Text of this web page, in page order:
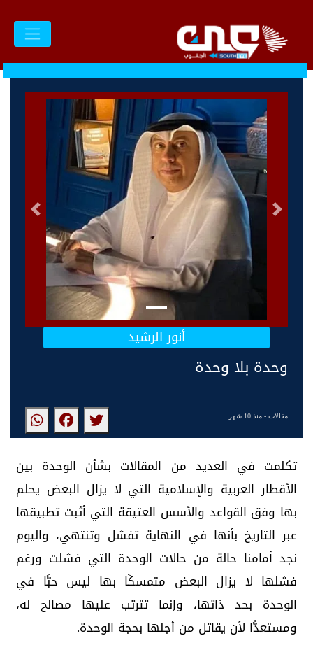
التالى السابق
أنور الرشيد
وحدة بلا وحدة
مقالات- منذ 10 شهر
تكلمت في العديد من المقالات بشأن الوحدة بين
الأقطار العربية والإسلامية التي لا يزال البعض يحلم
بها وفق القواعد والأسس العتيقة التي أثبت تطبيقها
عبر التاريخ بأنها في النهاية تفشل وتنتهي، واليوم
نجد أمامنا حالة من حالات الوحدة التي فشلت ورغم
فشلها لا يزال البعض متمسكًا بها ليس حبًّا في
الوحدة بحد ذاتها، وإنما تترتب عليها مصالح له،
ومستعدًّا لأن يقاتل من أجلها بحجة الوحدة.